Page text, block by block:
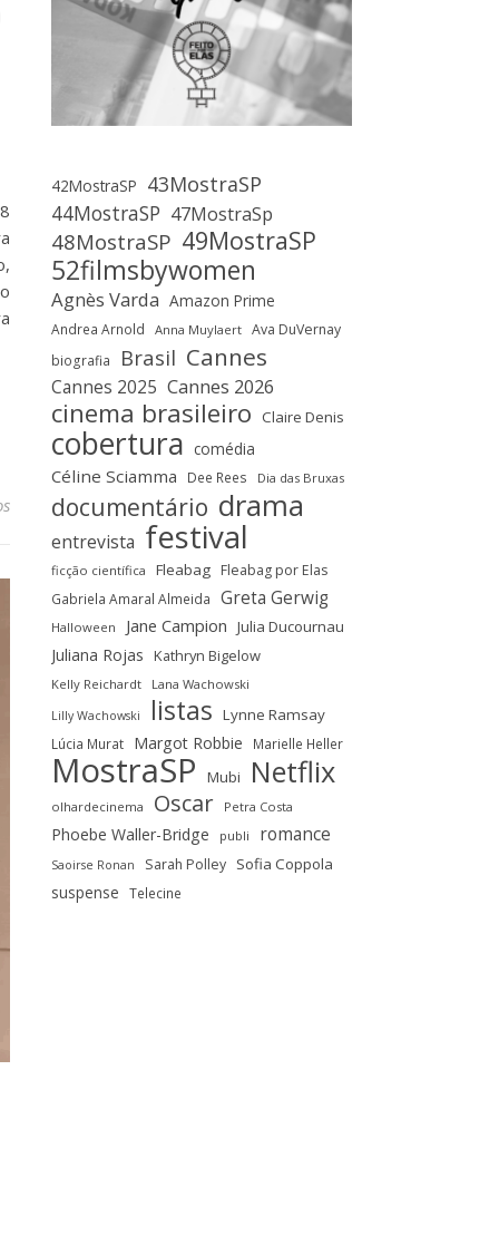
42MostraSP 43MostraSP
44MostraSP 47MostraSp
48MostraSP 49MostraSP
52filmsbywomen
Agnès Varda Amazon Prime
Andrea Arnold Anna Muylaert Ava DuVernay
biografia Brasil Cannes
Cannes 2025 Cannes 2026
cinema brasileiro Claire Denis
cobertura comédia
Céline Sciamma Dee Rees Dia das Bruxas
documentário drama
entrevista festival
ficção científica Fleabag Fleabag por Elas
Gabriela Amaral Almeida Greta Gerwig
Halloween Jane Campion Julia Ducournau
Juliana Rojas Kathryn Bigelow
Kelly Reichardt Lana Wachowski
Lilly Wachowski listas Lynne Ramsay
Lúcia Murat Margot Robbie Marielle Heller
MostraSP Mubi Netflix
olhardecinema Oscar Petra Costa
Phoebe Waller-Bridge publi romance
Saoirse Ronan Sarah Polley Sofia Coppola
suspense Telecine